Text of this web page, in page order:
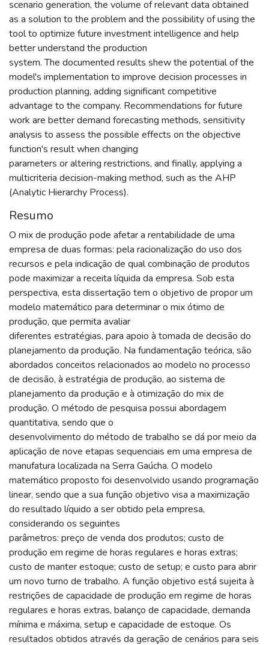
scenario generation, the volume of relevant data obtained
as a solution to the problem and the possibility of using the
tool to optimize future investment intelligence and help
better understand the production
system. The documented results shew the potential of the
model's implementation to improve decision processes in
production planning, adding significant competitive
advantage to the company. Recommendations for future
work are better demand forecasting methods, sensitivity
analysis to assess the possible effects on the objective
function's result when changing
parameters or altering restrictions, and finally, applying a
multicriteria decision-making method, such as the AHP
(Analytic Hierarchy Process).
Resumo
O mix de produção pode afetar a rentabilidade de uma
empresa de duas formas: pela racionalização do uso dos
recursos e pela indicação de qual combinação de produtos
pode maximizar a receita líquida da empresa. Sob esta
perspectiva, esta dissertação tem o objetivo de propor um
modelo matemático para determinar o mix ótimo de
produção, que permita avaliar
diferentes estratégias, para apoio à tomada de decisão do
planejamento da produção. Na fundamentação teórica, são
abordados conceitos relacionados ao modelo no processo
de decisão, à estratégia de produção, ao sistema de
planejamento da produção e à otimização do mix de
produção. O método de pesquisa possui abordagem
quantitativa, sendo que o
desenvolvimento do método de trabalho se dá por meio da
aplicação de nove etapas sequenciais em uma empresa de
manufatura localizada na Serra Gaúcha. O modelo
matemático proposto foi desenvolvido usando programação
linear, sendo que a sua função objetivo visa a maximização
do resultado líquido a ser obtido pela empresa,
considerando os seguintes
parâmetros: preço de venda dos produtos; custo de
produção em regime de horas regulares e horas extras;
custo de manter estoque; custo de setup; e custo para abrir
um novo turno de trabalho. A função objetivo está sujeita à
restrições de capacidade de produção em regime de horas
regulares e horas extras, balanço de capacidade, demanda
mínima e máxima, setup e capacidade de estoque. Os
resultados obtidos através da geração de cenários para seis